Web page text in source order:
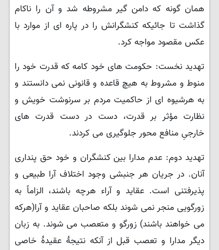
همان گونه که دامن گیر مشروطه شد و آن را ناکام
گذاشت تا جائیکه کنشگرانش را در پاره ای از موارد با
عکس مقصود مواجه کرد.
تهدید نخست: حکومت های خود کامه که قدرت خود را
منوط و مشروط به هیچ قاعده و قانونی نمی دانستند و
به هرشیوه ای از حاکمیت مردم بر سرنوشت خویش و
نظارت مؤثر بر قدرت، دست در دست قدرت های
خارجیِ منافع محور جلوگیری می کردند.
تهدید دوم: عدم مدارا بین کنشگران و خود حق پنداری
آنان. در جریان هر جنبشی وجود اختلاف آرا طبیعی و
پذیرفتنی است. عقاید و آراء هرچه باشند، الزاماً به
زورگویی منجر نمی شوند بلکه صاحبان عقاید و آرا(هرکه
می خواهند باشند) زورگو و متعصب می شوند. به زبان
دیگر مدارا و تعصب قبل از آنکه نتیجهٔ عقیدهٔ خاصی